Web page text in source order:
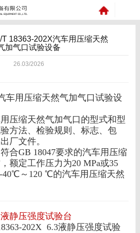
18363-202X汽车用压缩天然
加气口试验设备
26.03/2026
车用压缩天然气加气口试验设
压缩天然气加气口的型式和型
方法、检验规则、标志、包
厂文件。
合GB 18047要求的汽车用压缩
额定工作压力为20 MPa或35
40℃～120 ℃的汽车用压缩天然
静压强度试验台
202X 6.3液静压强度试验